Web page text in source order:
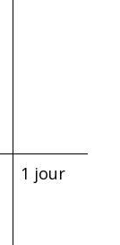
1 jour